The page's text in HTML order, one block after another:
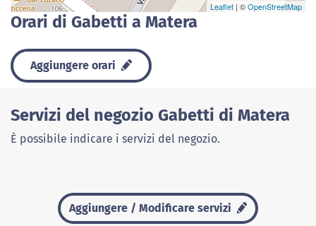
Leaflet | ©OpenStreetMap
Orari di Gabetti a Matera
Aggiungere orari
Servizi del negozio Gabetti di Matera
È possibile indicare i servizi del negozio.
Aggiungere / Modificare servizi